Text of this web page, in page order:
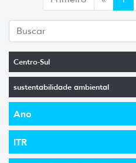
Centro-Sul
sustentabilidade ambiental
Ano
ITR